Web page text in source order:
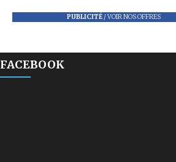
PUBLICITÉ/VOIR NOS OFFRES
FACEBOOK